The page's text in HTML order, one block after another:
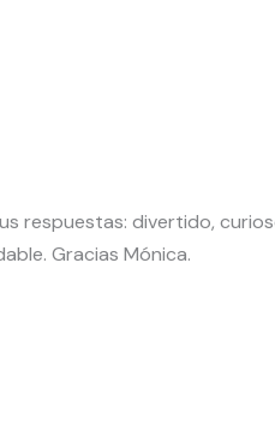
respuestas: divertido,
Gracias Mónica.